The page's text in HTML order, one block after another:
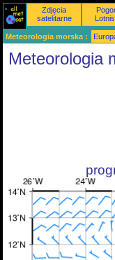
Zdjęcia
satelitarne
Meteorologia morska :
Meteorologia